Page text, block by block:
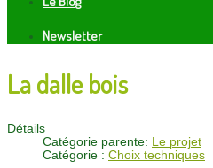
Newsletter
La dalle bois
Détails
Catégorie parente: Le projet
Catégorie : Choix techniques